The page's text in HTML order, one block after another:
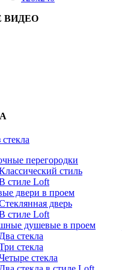
ВИДЕО
перегородки
стиль
стиле Loft
двери в проем
дверь
стиле Loft
душевые в проем
Два стекла
стекла
стекла